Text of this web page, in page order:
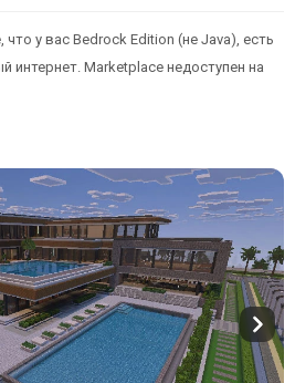
у вас Bedrock Edition (не Java), есть
интернет. Marketplace недоступен на